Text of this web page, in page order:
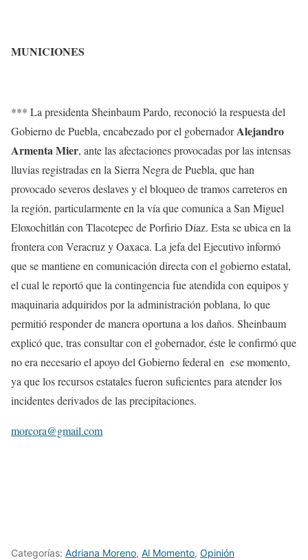
MUNICIONES
*** La presidenta Sheinbaum Pardo, reconoció la respuesta del
Gobierno de Puebla, encabezado por el gobernadorAlejandro
Armenta Mier, ante las afectaciones provocadas por las intensas
lluvias registradas en la Sierra Negra de Puebla, que han
provocado severos deslaves y el bloqueo de tramos carreteros en
la región, particularmente en la vía que comunica a San Miguel
Eloxochitlán con Tlacotepec de Porfirio Díaz. Esta se ubica en la
frontera con Veracruz y Oaxaca. La jefa del Ejecutivo informó
que se mantiene en comunicación directa con el gobierno estatal,
el cual le reportó que la contingencia fue atendida con equipos y
maquinaria adquiridos por la administración poblana, lo que
permitió responder de manera oportuna a los daños. Sheinbaum
explicó que, tras consultar con el gobernador, éste le confirmó que
no era necesario el apoyo del Gobierno federal en ese momento,
ya que los recursos estatales fueron suficientes para atender los
incidentes derivados de las precipitaciones.
morcora@gmail.com
Categorías: Adriana Moreno, Al Momento, Opinión